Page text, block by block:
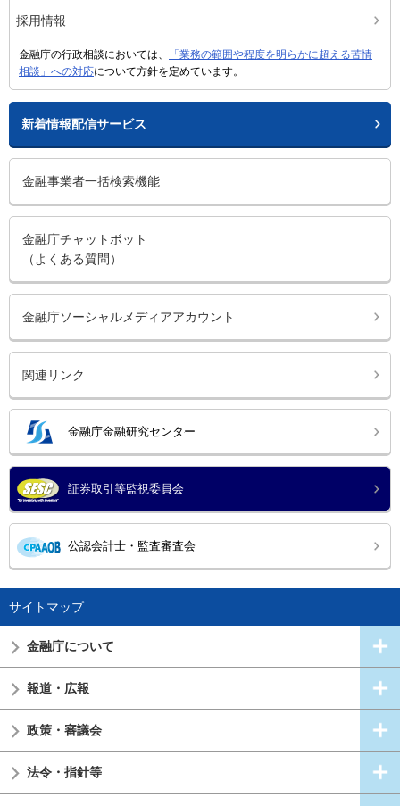
採用情報
金融庁の行政相談においては、
「業務の範囲や程度を明らかに超える苦情
相談」への対応について方針を定めています。
新着情報配信サービス
金融事業者一括検索機能
金融庁チャットボット
（よくある質問）
金融庁ソーシャルメディアアカウント
関連リンク
金融庁金融研究センター
証券取引等監視委員会
公認会計士・監査審査会
サイトマップ
金融庁について
報道・広報
政策・審議会
法令・指針等